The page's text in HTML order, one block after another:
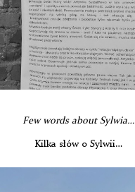
Few words about Sylwia…
Kilka słów o Sylwii…